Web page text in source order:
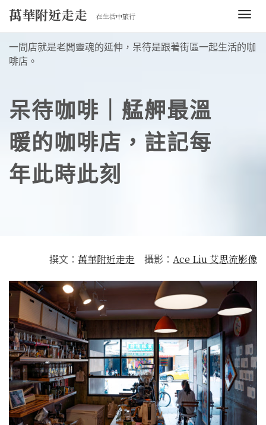
Skip
to
content
T
g
萬華附近走走 在生活中旅行
一間店就是老闆靈魂的延伸，呆待是跟著街區一起生活的咖
啡店。
呆待咖啡｜艋舺最溫
暖的咖啡店，註記每
年此時此刻
撰文： 萬華附近走走 攝影： Ace Liu 艾思流影像